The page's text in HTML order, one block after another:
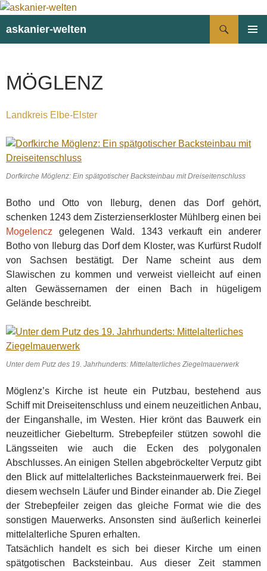
askanier-welten
MÖGLENZ
Landkreis Elbe-Elster
Dorfkirche Möglenz: Ein spätgotischer Backsteinbau mit Dreiseitenschluss
Botho und Otto von Ileburg, denen das Dorf gehört,
schenken 1243 dem Zisterzienserkloster Mühlberg einen bei
Mogelencz gelegenen Wald. 1343 verkauft ein anderer
Botho von Ileburg das Dorf dem Kloster, was Kurfürst Rudolf
von Sachsen bestätigt. Der Name scheint aus dem
Slawischen zu kommen und verweist vielleicht auf einen
alten Gewässernamen der einen Bach in hügeligem
Gelände beschreibt.
Unter dem Putz des 19. Jahrhunderts: Mittelalterliches Ziegelmauerwerk
Möglenz’s Kirche ist heute ein Putzbau, bestehend aus
Schiff mit Dreiseitenschluss und einem neuzeitlichen Anbau,
der Einganshalle, im Westen. Hier krönt das Bauwerk ein
neuzeitlicher Giebelturm. Strebepfeiler stützen sowohl die
Längsseiten wie auch die Ecken des polygonalen
Abschlusses. An einigen Stellen abgebröckelter Verputz gibt
den Blick auf mittelalterliches Backsteinmauerwerk frei. Bei
diesem wechseln Läufer und Binder einander ab. Die Ziegel
der Strebepfeiler zeigen das gleiche Format wie die des
sonstigen Mauerwerks. Ansonsten sind äußerlich keinerlei
mittelalterliche Spuren erhalten.
Tatsächlich handelt es sich bei dieser Kirche um einen
spätgotischen Backsteinbau. Aus dieser Zeit stammen